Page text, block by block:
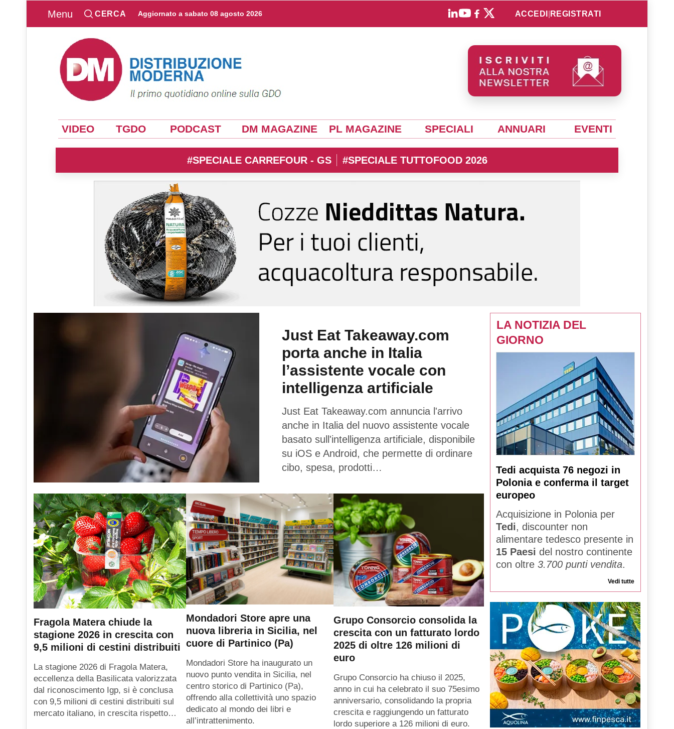
Menu CERCA Aggiornato a sabato 08 agosto 2026 ACCEDI REGISTRATI
VIDEO TGDO PODCAST DM MAGAZINE PL MAGAZINE SPECIALI ANNUARI EVENTI
#SPECIALE CARREFOUR - GS #SPECIALE TUTTOFOOD 2026
Just Eat Takeaway.com
porta anche in Italia
l’assistente vocale con
intelligenza artificiale
Just Eat Takeaway.com annuncia l'arrivo
anche in Italia del nuovo assistente vocale
basato sull'intelligenza artificiale, disponibile
su iOS e Android, che permette di ordinare
cibo, spesa, prodotti…
Fragola Matera chiude la
stagione 2026 in crescita con
9,5 milioni di cestini distribuiti
La stagione 2026 di Fragola Matera,
eccellenza della Basilicata valorizzata
dal riconoscimento Igp, si è conclusa
con 9,5 milioni di cestini distribuiti sul
mercato italiano, in crescita rispetto…
Mondadori Store apre una
nuova libreria in Sicilia, nel
cuore di Partinico (Pa)
Mondadori Store ha inaugurato un
nuovo punto vendita in Sicilia, nel
centro storico di Partinico (Pa),
offrendo alla collettività uno spazio
dedicato al mondo dei libri e
all’intrattenimento.
Grupo Consorcio consolida la
crescita con un fatturato lordo
2025 di oltre 126 milioni di
euro
Grupo Consorcio ha chiuso il 2025,
anno in cui ha celebrato il suo 75esimo
anniversario, consolidando la propria
crescita e raggiungendo un fatturato
lordo superiore a 126 milioni di euro.
LA NOTIZIA DEL
GIORNO
Tedi acquista 76 negozi in
Polonia e conferma il target
europeo
Acquisizione in Polonia per
Tedi, discounter non
alimentare tedesco presente in
15 Paesi del nostro continente
con oltre 3.700 punti vendita.
Vedi tutte